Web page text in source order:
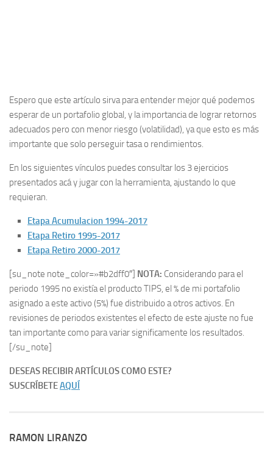
Espero que este artículo sirva para entender mejor qué podemos
esperar de un portafolio global, y la importancia de lograr retornos
adecuados pero con menor riesgo (volatilidad), ya que esto es más
importante que solo perseguir tasa o rendimientos.
En los siguientes vínculos puedes consultar los 3 ejercicios
presentados acá y jugar con la herramienta, ajustando lo que
requieran.
Etapa Acumulacion 1994-2017
Etapa Retiro 1995-2017
Etapa Retiro 2000-2017
[su_note note_color=»#b2dff0″] NOTA: Considerando para el
periodo 1995 no existía el producto TIPS, el % de mi portafolio
asignado a este activo (5%) fue distribuido a otros activos. En
revisiones de periodos existentes el efecto de este ajuste no fue
tan importante como para variar significamente los resultados.
[/su_note]
DESEAS RECIBIR ARTÍCULOS COMO ESTE?
SUSCRÍBETEAQUÍ
RAMON LIRANZO